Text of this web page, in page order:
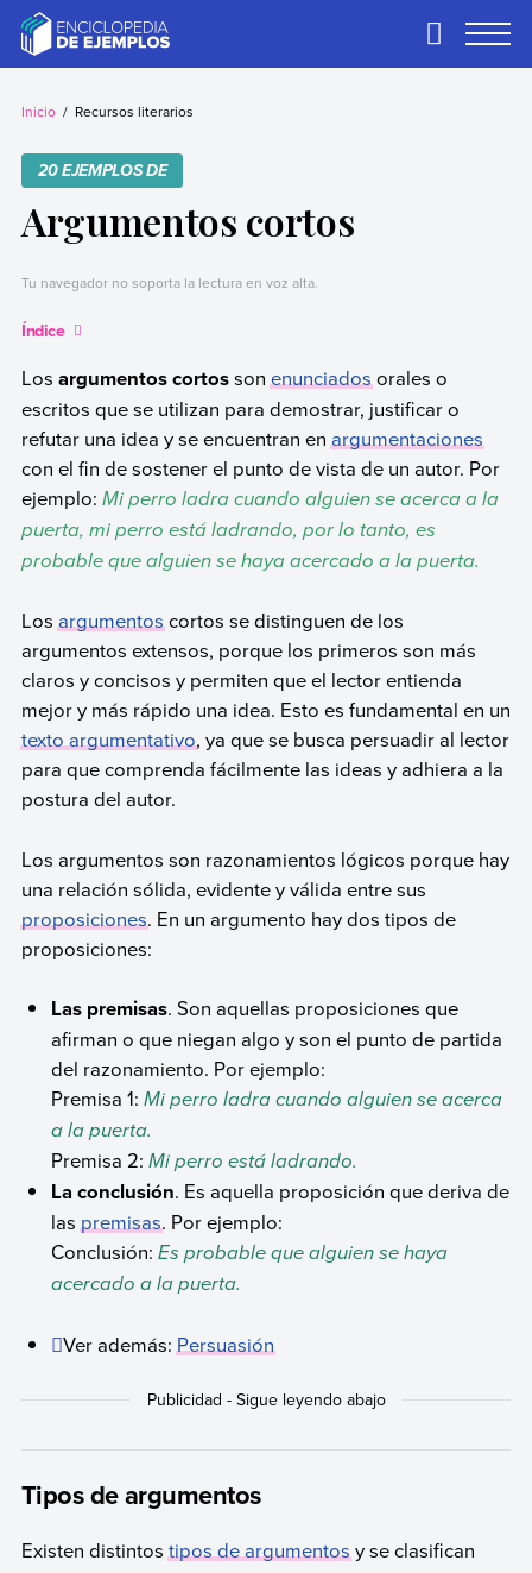
contentEjemplos
Necesitas ejemplos.
Primary
Inicio Recursos literarios
20 EJEMPLOS DE
Argumentos cortos
Tu navegador no soporta la lectura en voz alta.
Índice
Los argumentos cortossonenunciadosorales o
escritos que se utilizan para demostrar, justificar o
refutar una idea y se encuentran enargumentaciones
con el fin de sostener el punto de vista de un autor. Por
ejemplo: Mi perro ladra cuando alguien se acerca a la
puerta, mi perro está ladrando, por lo tanto, es
probable que alguien se haya acercado a la puerta.
Losargumentoscortos se distinguen de los
argumentos extensos, porque los primeros son más
claros y concisos y permiten que el lector entienda
mejor y más rápido una idea. Esto es fundamental en un
texto argumentativo, ya que se busca persuadir al lector
para que comprenda fácilmente las ideas y adhiera a la
postura del autor.
Los argumentos son razonamientos lógicos porque hay
una relación sólida, evidente y válida entre sus
proposiciones. En un argumento hay dos tipos de
proposiciones:
Las premisas. Son aquellas proposiciones que
afirman o que niegan algo y son el punto de partida
del razonamiento. Por ejemplo:
Premisa 1: Mi perro ladra cuando alguien se acerca
a la puerta.
Premisa 2: Mi perro está ladrando.
La conclusión. Es aquella proposición que deriva de
laspremisas. Por ejemplo:
Conclusión:Es probable que alguien se haya
acercado a la puerta.
Ver además:Persuasión
Tipos de argumentos
Existen distintostipos de argumentosy se clasifican